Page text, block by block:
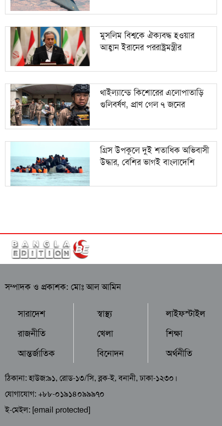
মুসলিম বিশ্বকে ঐক্যবদ্ধ হওয়ার
আহ্বান ইরানের পররাষ্ট্রমন্ত্রীর
থাইল্যান্ডে কিশোরের এলোপাতাড়ি
গুলিবর্ষণ, প্রাণ গেল ৭ জনের
গ্রিস উপকূলে দুই শতাধিক অভিবাসী
উদ্ধার, বেশির ভাগই বাংলাদেশি
সম্পাদক ও প্রকাশক: মোঃ আল আমিন
সারাদেশ
রাজনীতি
আন্তর্জাতিক
স্বাস্থ্য
খেলা
বিনোদন
লাইফস্টাইল
শিক্ষা
অর্থনীতি
ঠিকানা: হাউজ:৯১, রোড-১৩/সি, ব্লক-ই, বনানী, ঢাকা-১২৩০।
যোগাযোগ: +৮৮-০১৯১৪০৯৯৯৭০
ই-মেইল: [email protected]